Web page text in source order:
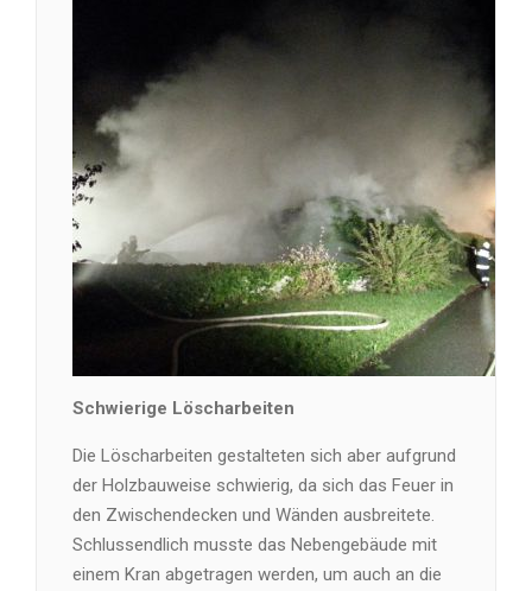
Schwierige Löscharbeiten
Die Löscharbeiten gestalteten sich aber aufgrund
der Holzbauweise schwierig, da sich das Feuer in
den Zwischendecken und Wänden ausbreitete.
Schlussendlich musste das Nebengebäude mit
einem Kran abgetragen werden, um auch an die